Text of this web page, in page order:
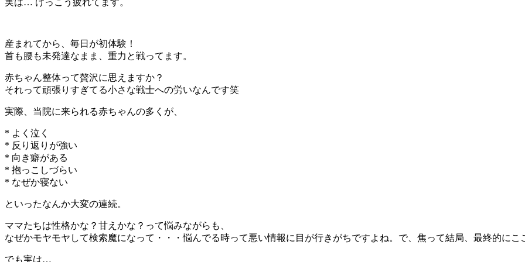
実は… けっこう疲れてます。
産まれてから、毎日が初体験！
首も腰も未発達なまま、重力と戦ってます。
赤ちゃん整体って贅沢に思えますか？
それって頑張りすぎてる小さな戦士への労いなんです笑
実際、当院に来られる赤ちゃんの多くが、
* よく泣く
* 反り返りが強い
* 向き癖がある
* 抱っこしづらい
* なぜか寝ない
といったなんか大変の連続。
ママたちは性格かな？甘えかな？って悩みながらも、
なぜかモヤモヤして検索魔になって・・・悩んでる時って悪い情報に目が行きがちですよね。で、焦って結局、最終的にこ
でも実は…